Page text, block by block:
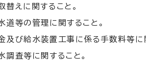
替えに関すること。
道等の管理に関すること。
及び給水装置工事に係る手数料等に
調査等に関すること。